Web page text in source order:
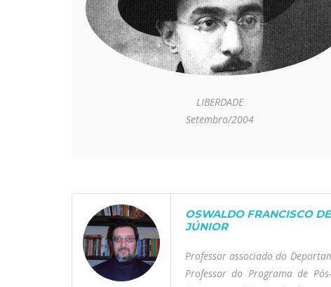
LIBERDADE
Setembro/2004
OSWALDO FRANCISCO
JÚNIOR
Professor associado do
Professor do Programa de